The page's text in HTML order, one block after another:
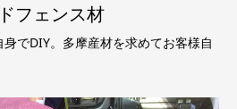
フェンス材
でDIY。多摩産材を求めてお客様自